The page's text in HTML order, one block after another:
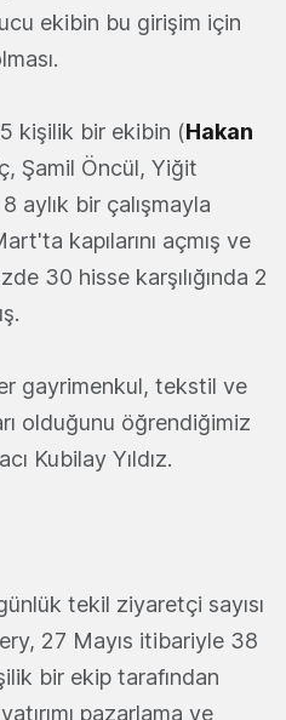
ekibin bu girişim için
kişilik bir ekibin (Hakan
Şamil Öncül, Yiğit
8 aylık bir çalışmayla
kapılarını açmış ve
30 hisse karşılığında 2
gayrimenkul, tekstil ve
olduğunu öğrendiğimiz
Kubilay Yıldız.
tekil ziyaretçi sayısı
27 Mayıs itibariyle 38
bir ekip tarafından
pazarlama ve